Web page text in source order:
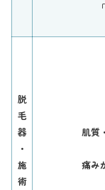
脱
毛
器
・
施
術
肌質
痛み